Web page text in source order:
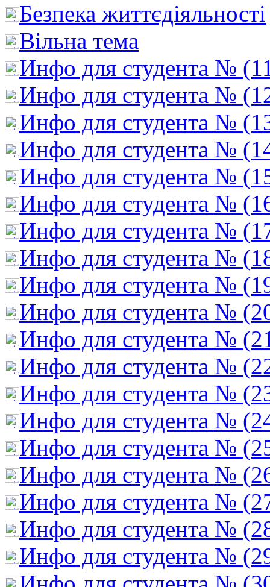
Безпека життєдіяльності
Вільна тема
Инфо для студента №
Инфо для студента №
Инфо для студента №
Инфо для студента №
Инфо для студента №
Инфо для студента №
Инфо для студента №
Инфо для студента №
Инфо для студента №
Инфо для студента №
Инфо для студента №
Инфо для студента №
Инфо для студента №
Инфо для студента №
Инфо для студента №
Инфо для студента №
Инфо для студента №
Инфо для студента №
Инфо для студента №